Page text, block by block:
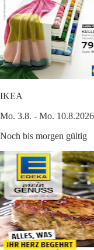
IKEA
Mo. 3.8. - Mo. 10.8.2026
Noch bis morgen gültig